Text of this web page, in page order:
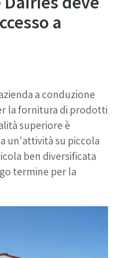
a
a conduzione
la fornitura di prodotti
superiore è
un'attività su piccola
ben diversificata
termine per la